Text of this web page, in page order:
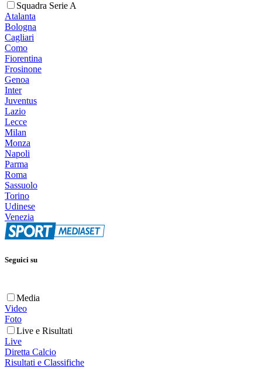
Squadra Serie A
Atalanta
Bologna
Cagliari
Como
Fiorentina
Frosinone
Genoa
Inter
Juventus
Lazio
Lecce
Milan
Monza
Napoli
Parma
Roma
Sassuolo
Torino
Udinese
Venezia
Seguici su
Media
Video
Foto
Live e Risultati
Live
Diretta Calcio
Risultati e Classifiche